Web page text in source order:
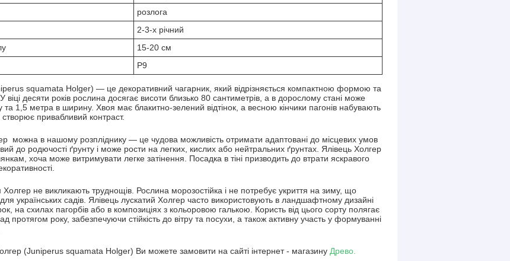
розлога
2-3-х річний
15-20 см
P9
squamata Holger) — це декоративний чагарник, який відрізняється компактною формою та
десяти років рослина досягає висоти близько 80 сантиметрів, а в дорослому стані може
1,5 метра в ширину. Хвоя має блакитно-зелений відтінок, а весною кінчики пагонів набувають
привабливий контраст.
можна в нашому розпліднику — це чудова можливість отримати адаптовані до місцевих умов
до родючості ґрунту і може рости на легких, кислих або нейтральних ґрунтах. Ялівець Холгер
хоча може витримувати легке затінення. Посадка в тіні призводить до втрати яскравого
не викликають труднощів. Рослина морозостійка і не потребує укриття на зиму, що
українських садів. Ялівець лускатий Холгер часто використовують в ландшафтному дизайні
на схилах пагорбів або в композиціях з кольоровою галькою. Користь від цього сорту полягає
протягом року, забезпечуючи стійкість до вітру та посухи, а також активну участь у формуванні
(Juniperus squamata Holger) Ви можете замовити на сайті інтернет - магазину Древо.